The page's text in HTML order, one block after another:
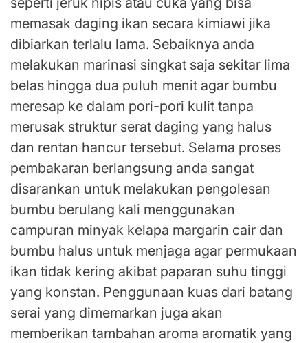
memasak daging ikan secara kimiawi jika
dibiarkan terlalu lama. Sebaiknya anda
melakukan marinasi singkat saja sekitar lima
belas hingga dua puluh menit agar bumbu
meresap ke dalam pori-pori kulit tanpa
merusak struktur serat daging yang halus
dan rentan hancur tersebut. Selama proses
pembakaran berlangsung anda sangat
disarankan untuk melakukan pengolesan
bumbu berulang kali menggunakan
campuran minyak kelapa margarin cair dan
bumbu halus untuk menjaga agar permukaan
ikan tidak kering akibat paparan suhu tinggi
yang konstan. Penggunaan kuas dari batang
serai yang dimemarkan juga akan
memberikan tambahan aroma aromatik yang